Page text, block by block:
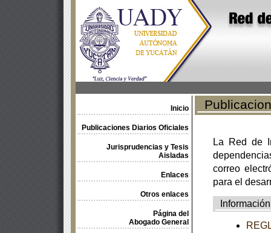
Inicio
Publicaciones Diarios Oficiales
Jurisprudencias y Tesis
Aisladas
Enlaces
Otros enlaces
Página del
Abogado General
La Red de
correo
para el
Información